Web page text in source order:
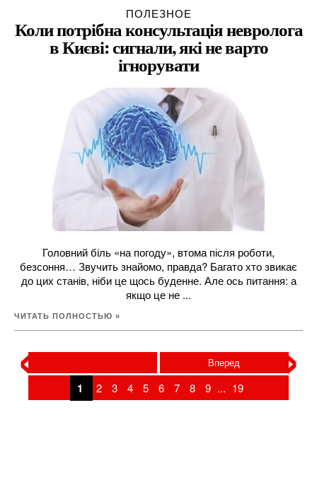
ПОЛЕЗНОЕ
Коли потрібна консультація невролога
в Києві: сигнали, які не варто
ігнорувати
Головний біль «на погоду», втома після роботи,
безсоння… Звучить знайомо, правда? Багато хто звикає
до цих станів, ніби це щось буденне. Але ось питання: а
якщо це не ...
ЧИТАТЬ ПОЛНОСТЬЮ »
Вперед ›
‹ 1 2 3 4 5 6 7 8 9 ... 19